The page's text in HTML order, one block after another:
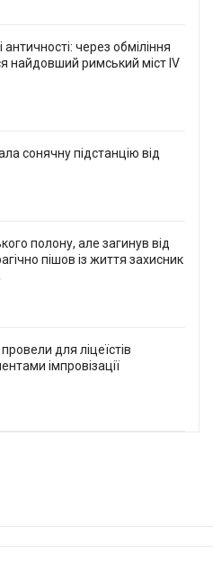
через обміління
найдовший римський міст IV
сонячну підстанцію від
полону, але загинув від
пішов із життя захисник
для ліцеїстів
імпровізації